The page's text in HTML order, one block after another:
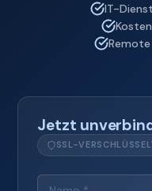
IT-
Remote
Jetzt
SSL-